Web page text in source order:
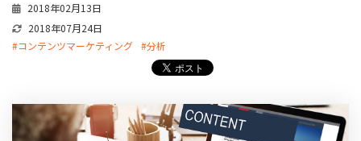
外部サービス連携
インフラ環境・サポート
特長
2018年02月13日
2018年07月24日
#コンテンツマーケティング #分析